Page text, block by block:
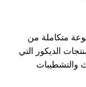
متكاملة من
الديكور التي
والتشطيبات